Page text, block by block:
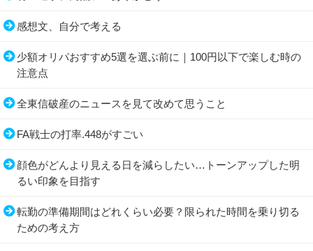
感想文、自分で考える
少額オリパおすすめ5選を選ぶ前に｜100円以下で楽しむ時の
注意点
全東信破産のニュースを見て改めて思うこと
FA戦士の打率.448がすごい
顔色がどんより見える日を減らしたい…トーンアップした明
るい印象を目指す
転勤の準備期間はどれくらい必要？限られた時間を乗り切る
ための考え方